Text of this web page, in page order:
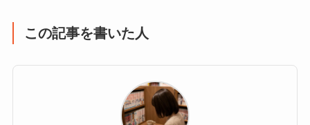
この記事を書いた人